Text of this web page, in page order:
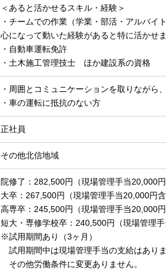
＜あると活かせるスキル・経験＞
・チームでの作業（学業・部活・アルバ
心になって動いた経験があると特に活かせま
・自動車運転免許
・土木施工管理技士 ほか建設系の資格
・周囲とコミュニケーションを取りながら
・車の運転に抵抗のない方
正社員
その他北信地域
院修了：282,500円（現場管理手当20,000円
大卒：267,500円（現場管理手当20,000円含
高専卒：245,500円（現場管理手当20,000円
短大・専修学校卒：240,500円（現場管理手
※試用期間あり（3ヶ月）
試用期間中は現場管理手当の支給はありま
その他労働条件に変更ありません。